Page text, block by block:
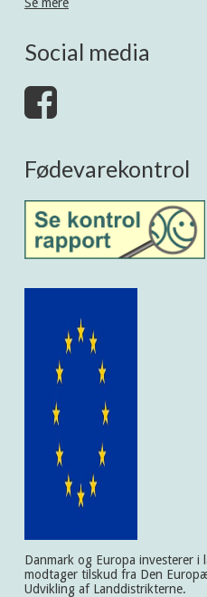
Social media
Fødevarekontrol
Danmark og Europa investerer i
modtager tilskud fra Den
Udvikling af Landdistrikterne.